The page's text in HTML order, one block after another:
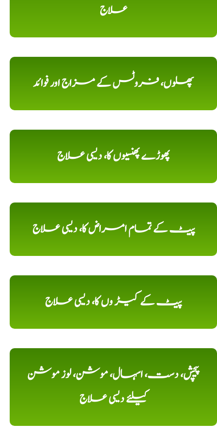
علاج
پھلوں، فروٹس کے مزاج اور فوائد
پھوڑے پھنسیوں کا، دیسی علاج
پیٹ کے تمام امراض کا، دیسی علاج
پیٹ کے کیڑ وں کا، دیسی علاج
پیچش، دست، اسہال، موشن، لوز موشن
کیلئے دیسی علاج